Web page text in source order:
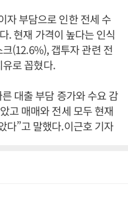
자 부담으로 인한 전세 수
. 현재 가격이 높다는 인식
(12.6%), 갭투자 관련 전
로 꼽혔다.
대출 부담 증가와 수요 감
고 매매와 전세 모두 현재
다”고 말했다.이근호 기자